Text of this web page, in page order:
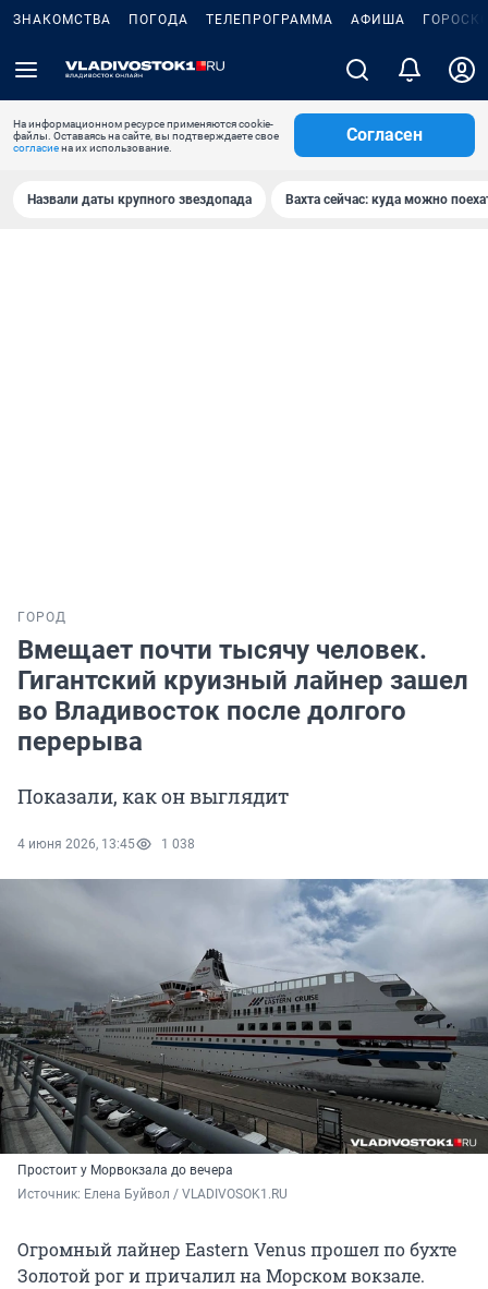
ЗНАКОМСТВА ПОГОДА ТЕЛЕПРОГРАММА АФИША
На информационном ресурсе применяются cookie-
файлы. Оставаясь на сайте, вы подтверждаете свое
согласиена их использование.
Согласен
Назвали даты крупного звездопада Вахта сейчас: куда можно
ГОРОД
Вмещает почти тысячу человек.
Гигантский круизный лайнер зашел
во Владивосток после долгого
перерыва
Показали, как он выглядит
4 июня 2026, 13:45 1 038
Простоит у Морвокзала до вечера
Источник: Елена Буйвол / VLADIVOSOK1.RU
Огромный лайнер Eastern Venus прошел по бухте
Золотой рог и причалил на Морском вокзале.